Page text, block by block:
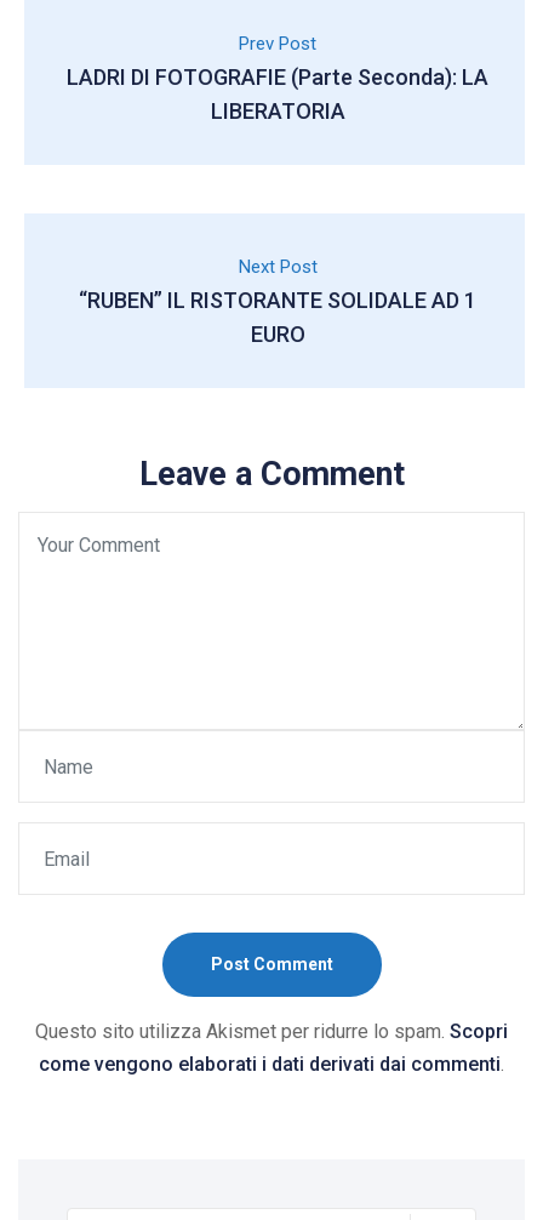
Prev Post
LADRI DI FOTOGRAFIE (parte Seconda): LA
LIBERATORIA
Next Post
“RUBEN” IL RISTORANTE SOLIDALE AD 1
EURO
Leave a Comment
Post Comment
Questo sito utilizza Akismet per ridurre lo spam. Scopri
come vengono elaborati i dati derivati dai commenti.